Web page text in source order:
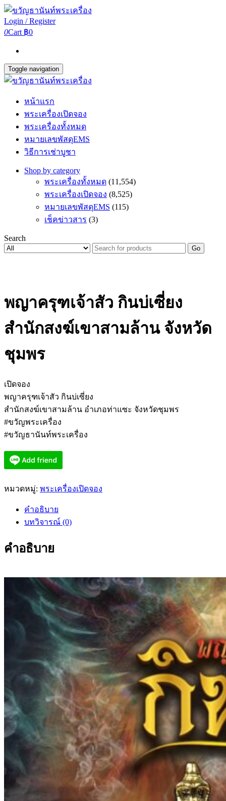
Login / Register
0Cart ฿0
Toggle navigation
หน้าแรก
พระเครื่องเปิดจอง
พระเครื่องทั้งหมด
หมายเลขพัสดุEMS
วิธีการเช่าบูชา
Shop by category
พระเครื่องทั้งหมด (11,554)
พระเครื่องเปิดจอง (8,525)
หมายเลขพัสดุEMS (115)
เช็คข่าวสาร (3)
Search
Go
พญาครุฑเจ้าสัว กินบ่เซี่ยง
สำนักสงฆ์เขาสามล้าน จังหวัด
ชุมพร
เปิดจอง
พญาครุฑเจ้าสัว กินบ่เซี่ยง
สำนักสงฆ์เขาสามล้าน อำเภอท่าแซะ จังหวัดชุมพร
#ขวัญพระเครื่อง
#ขวัญธานันท์พระเครื่อง
หมวดหมู่: พระเครื่องเปิดจอง
คำอธิบาย
บทวิจารณ์ (0)
คำอธิบาย